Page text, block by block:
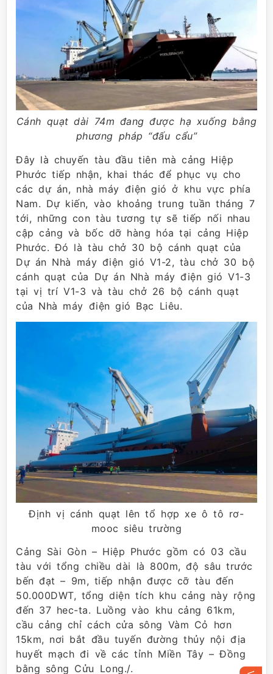
Cánh quạt dài 74m đang được hạ xuống bằng
phương pháp “đấu cẩu”
Đây là chuyến tàu đầu tiên mà cảng Hiệp
Phước tiếp nhận, khai thác để phục vụ cho
các dự án, nhà máy điện gió ở khu vực phía
Nam. Dự kiến, vào khoảng trung tuần tháng 7
tới, những con tàu tương tự sẽ tiếp nối nhau
cập cảng và bốc dỡ hàng hóa tại cảng Hiệp
Phước. Đó là tàu chở 30 bộ cánh quạt của
Dự án Nhà máy điện gió V1-2, tàu chở 30 bộ
cánh quạt của Dự án Nhà máy điện gió V1-3
tại vị trí V1-3 và tàu chở 26 bộ cánh quạt
của Nhà máy điện gió Bạc Liêu.
Định vị cánh quạt lên tổ hợp xe ô tô rơ-
mooc siêu trường
Cảng Sài Gòn – Hiệp Phước gồm có 03 cầu
tàu với tổng chiều dài là 800m, độ sâu trước
bến đạt – 9m, tiếp nhận được cỡ tàu đến
50.000DWT, tổng diện tích khu cảng này rộng
đến 37 hec-ta. Luồng vào khu cảng 61km,
cầu cảng chỉ cách cửa sông Vàm Cỏ hơn
15km, nơi bắt đầu tuyến đường thủy nội địa
huyết mạch đi về các tỉnh Miền Tây – Đồng
bằng sông Cửu Long./.